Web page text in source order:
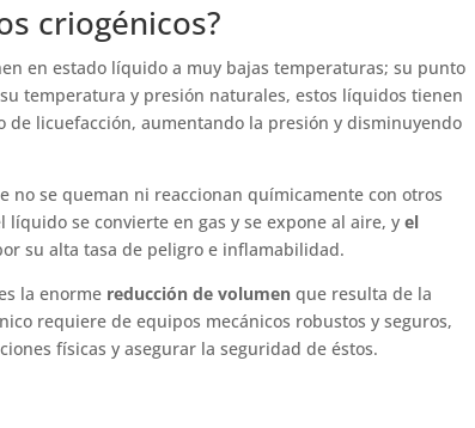
criogénicos?
en estado líquido a muy bajas temperaturas; su punto
temperatura y presión naturales, estos líquidos tienen
de licuefacción, aumentando la presión y disminuyendo
no se queman ni reaccionan químicamente con otros
líquido se convierte en gas y se expone al aire, yel
su alta tasa de peligro e inflamabilidad.
la enorme reducción de volumen que resulta de la
requiere de equipos mecánicos robustos y seguros,
físicas y asegurar la seguridad de éstos.